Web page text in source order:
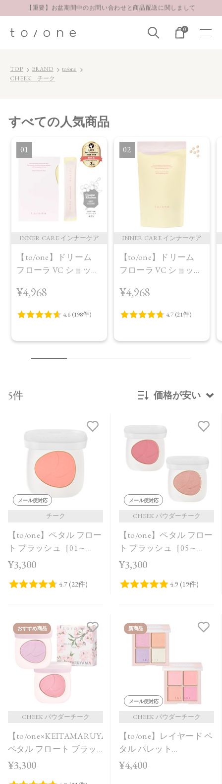
【重要】お盆期間中のお問い合わせと商品配送に関しまして
LINE お友達登録 500円OFFクーポンプレゼント
0
TOP BRAND
to/one
CHEEK チーク
すべての人気商品
1
INNER CARE インナーケア
【to/one】ドリーム
フローラ VC ショット
¥4,968
2
INNER CARE インナーケア
【to/one】ドリーム
フローラ VC ショット
プラス＜限定品＞
¥4,968
5件 価格が安い
発売日順
価格が安い
レビューが多い順
レビュー評価が高い順
人気順
メール便対応
チーク
【to/one】ペタル フロー
ト ブラッシュ［01～
03］
¥3,300
メール便対応
CHEEK パウダーチーク
【to/one】ペタル フロー
ト ブラッシュ［05～
06］
¥3,300
おすすめ商品
CHEEK パウダーチーク
【to/one×KEITAMARUYAMA】
ペタル フロート ブラッ
シュ［EX12,EX13］＜限
¥3,300
新商品
メール便対応
CHEEK パウダーチーク
【to/one】レイヤード ペ
タル パレット
［EX03,EX04］＜2026
¥4,400